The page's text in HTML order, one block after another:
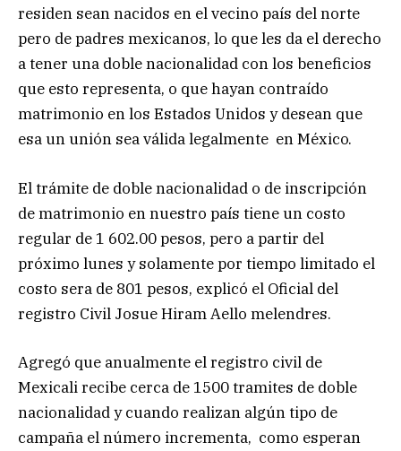
residen sean nacidos en el vecino país del norte
pero de padres mexicanos, lo que les da el derecho
a tener una doble nacionalidad con los beneficios
que esto representa, o que hayan contraído
matrimonio en los Estados Unidos y desean que
esa un unión sea válida legalmente en México.
El trámite de doble nacionalidad o de inscripción
de matrimonio en nuestro país tiene un costo
regular de 1 602.00 pesos, pero a partir del
próximo lunes y solamente por tiempo limitado el
costo sera de 801 pesos, explicó el Oficial del
registro Civil Josue Hiram Aello melendres.
Agregó que anualmente el registro civil de
Mexicali recibe cerca de 1500 tramites de doble
nacionalidad y cuando realizan algún tipo de
campaña el número incrementa, como esperan